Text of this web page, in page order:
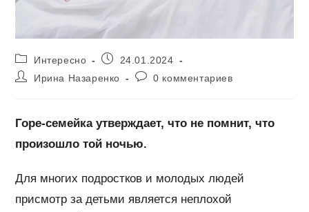
Рубрика
записи:
Интересно
Запись
опубликована:
24.01.2024
АвторИрина Назаренко
Комментарии
0 комментариев
Горе-семейка утверждает, что не помнит, что
произошло той ночью.
Для многих подростков и молодых людей
присмотр за детьми является неплохой